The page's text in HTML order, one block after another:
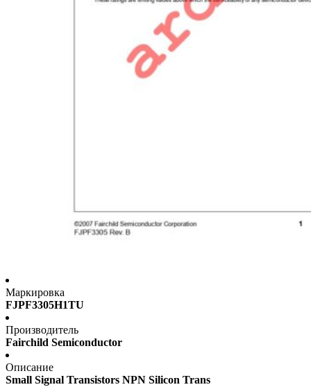
Маркировка
FJPF3305H1TU
Производитель
Fairchild Semiconductor
Описание
Small Signal Transistors NPN Silicon Trans